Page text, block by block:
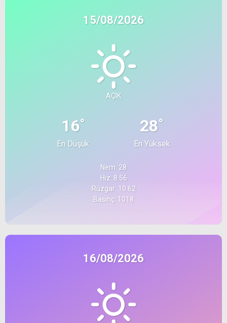
15/08/2026
AÇIK
16°
En Düşük
28°
En Yüksek
Nem: 28
Hız: 8.56
Rüzgar: 10.62
Basınç: 1018
16/08/2026